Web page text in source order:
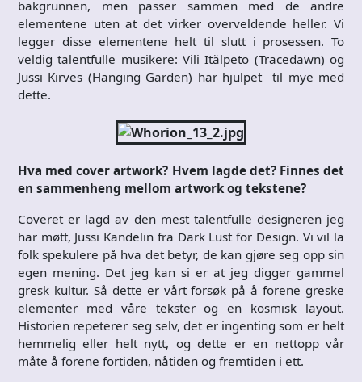
bakgrunnen, men passer sammen med de andre
elementene uten at det virker overveldende heller. Vi
legger disse elementene helt til slutt i prosessen. To
veldig talentfulle musikere: Vili Itälpeto (Tracedawn) og
Jussi Kirves (Hanging Garden) har hjulpet til mye med
dette.
Hva med cover artwork? Hvem lagde det? Finnes det
en sammenheng mellom artwork og tekstene?
Coveret er lagd av den mest talentfulle designeren jeg
har møtt, Jussi Kandelin fra Dark Lust for Design. Vi vil la
folk spekulere på hva det betyr, de kan gjøre seg opp sin
egen mening. Det jeg kan si er at jeg digger gammel
gresk kultur. Så dette er vårt forsøk på å forene greske
elementer med våre tekster og en kosmisk layout.
Historien repeterer seg selv, det er ingenting som er helt
hemmelig eller helt nytt, og dette er en nettopp vår
måte å forene fortiden, nåtiden og fremtiden i ett.